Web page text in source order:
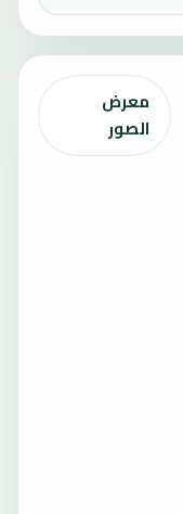
معرض
الصور